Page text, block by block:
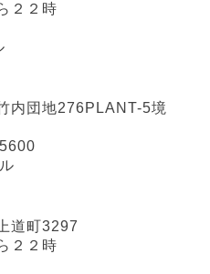
２２時
内団地276PLANT-5境
道町3297
２２時